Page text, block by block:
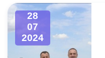
28
07
2024